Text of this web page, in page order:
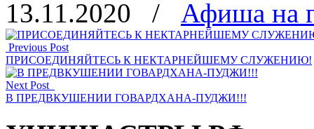
Отправить
13.11.2020 / Афиша на
Previous Post
ПРИСОЕДИНЯЙТЕСЬ К НЕКТАРНЕЙШЕМУ СЛУЖЕНИЮ!
Next Post
В ПРЕДВКУШЕНИИ ГОВАРДХАНА-ПУДЖИ!!!